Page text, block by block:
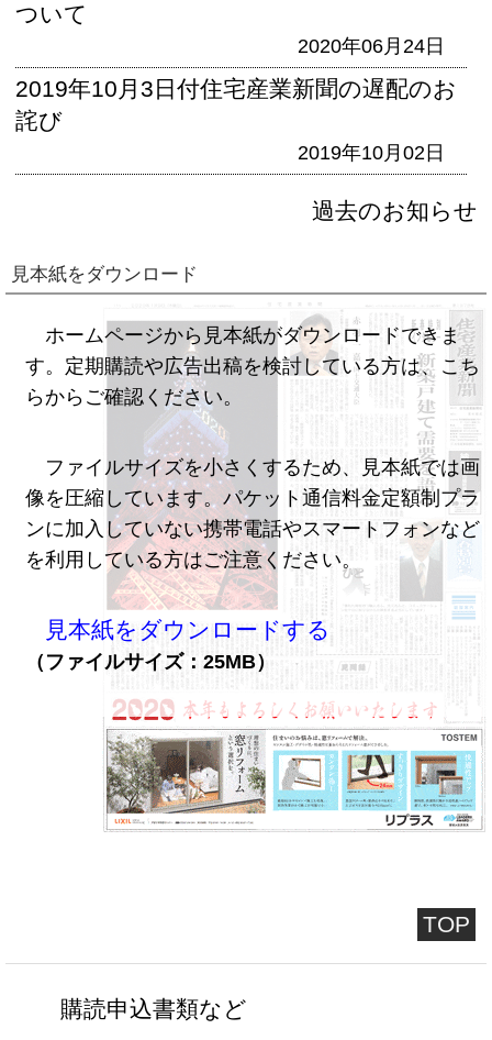
ついて
2020年06月24日
2019年10月3日付住宅産業新聞の遅配のお
詫び
2019年10月02日
過去のお知らせ
見本紙をダウンロード
ホームページから見本紙がダウンロードできま
す。定期購読や広告出稿を検討している方は、こち
らからご確認ください。
ファイルサイズを小さくするため、見本紙では画
像を圧縮しています。パケット通信料金定額制プラ
ンに加入していない携帯電話やスマートフォンなど
を利用している方はご注意ください。
見本紙をダウンロードする
（ファイルサイズ：25MB）
TOP
購読申込書類など